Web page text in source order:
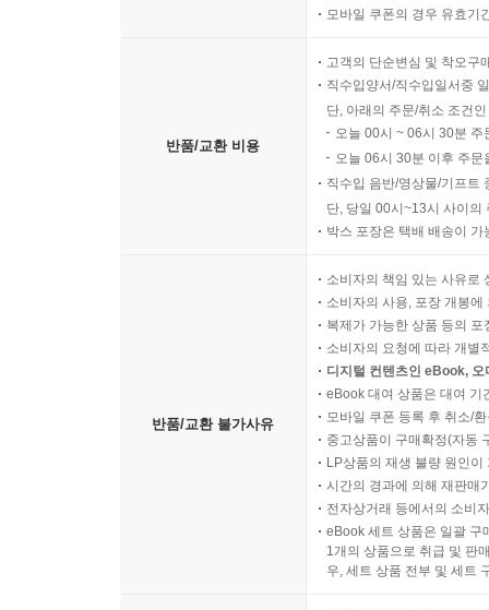
모바일 쿠폰의 경우 유효기
반품/교환 비용
고객의 단순변심 및 착오구
직수입양서/직수입일서중
단, 아래의 주문/취소 조건
오늘 00시 ~ 06시 30분
오늘 06시 30분 이후 주
직수입 음반/영상물/기프트
단, 당일 00시~13시 사이의
박스 포장은 택배 배송이
반품/교환 불가사유
소비자의 책임 있는 사유로
소비자의 사용, 포장 개봉
복제가 가능한 상품 등의
소비자의 요청에 따라 개별
디지털 컨텐츠인 eBook,
eBook 대여 상품은 대여 기
모바일 쿠폰 등록 후 취소/
중고상품이 구매확정(자동
LP상품의 재생 불량 원인
시간의 경과에 의해 재판매
전자상거래 등에서의 소비
eBook 세트 상품은 일괄 구
1개의 상품으로 취급 및 판
우, 세트 상품 전부 및 세트